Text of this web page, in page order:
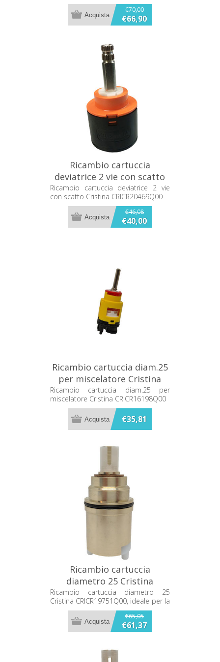
€70,00
€66,90
Ricambio cartuccia
deviatrice 2 vie con scatto
Cristina CRICR20469Q00
Ricambio cartuccia deviatrice 2 vie
con scatto Cristina CRICR20469Q00
€46,08
€40,00
Ricambio cartuccia diam.25
per miscelatore Cristina
CRICR16198Q00
Ricambio cartuccia diam.25 per
miscelatore Cristina CRICR16198Q00
€35,81
Ricambio cartuccia
diametro 25 Cristina
CRICR19751Q00
Ricambio cartuccia diametro 25
Cristina CRICR19751Q00, ideale per la
sostituzione del componente del
miscelatore.
€65,05
€61,37